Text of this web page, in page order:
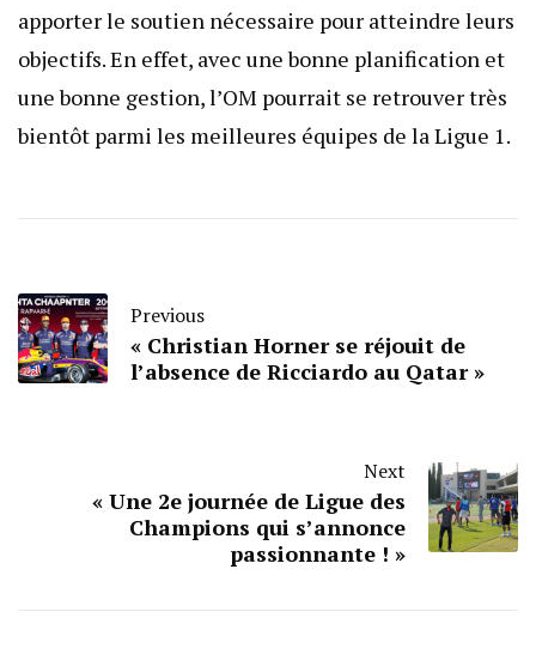
apporter le soutien nécessaire pour atteindre leurs
objectifs. En effet, avec une bonne planification et
une bonne gestion, l’OM pourrait se retrouver très
bientôt parmi les meilleures équipes de la Ligue 1.
Previous
« Christian Horner se réjouit de
l’absence de Ricciardo au Qatar »
Next
« Une 2e journée de Ligue des
Champions qui s’annonce
passionnante ! »